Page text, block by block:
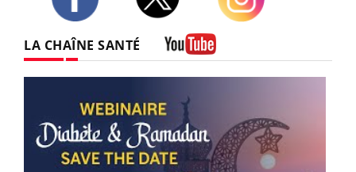
LA CHAÎNE SANTÉ